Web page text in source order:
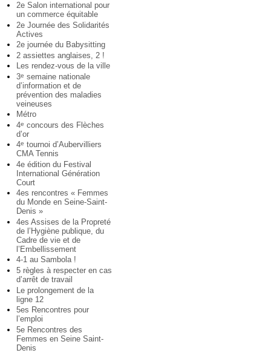
2e Salon international pour
un commerce équitable
2e Journée des Solidarités
Actives
2e journée du Babysitting
2 assiettes anglaises, 2 !
Les rendez-vous de la ville
3e semaine nationale
d’information et de
prévention des maladies
veineuses
Métro
4e concours des Flèches
d’or
4e tournoi d’Aubervilliers
CMA Tennis
4e édition du Festival
International Génération
Court
4es rencontres « Femmes
du Monde en Seine-Saint-
Denis »
4es Assises de la Propreté
de l’Hygiène publique, du
Cadre de vie et de
l’Embellissement
4-1 au Sambola !
5 règles à respecter en cas
d’arrêt de travail
Le prolongement de la
ligne 12
5es Rencontres pour
l’emploi
5e Rencontres des
Femmes en Seine Saint-
Denis